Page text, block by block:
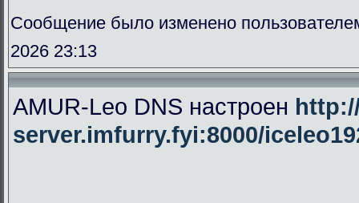
Сообщение было изменено
2026 23:13
AMUR-Leo DNS настроен
server.imfurry.fyi:8000/